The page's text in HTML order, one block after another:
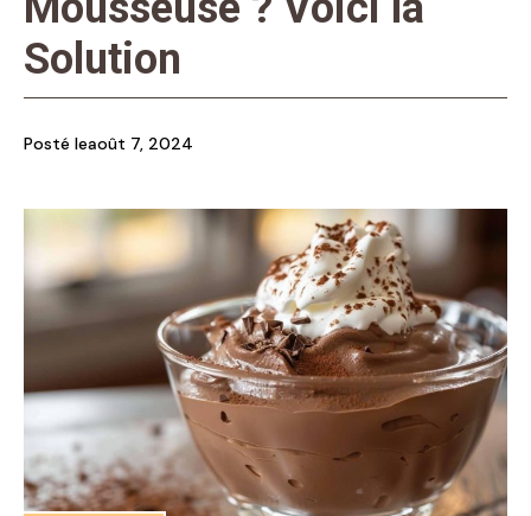
Solution
Posté leaoût 7, 2024